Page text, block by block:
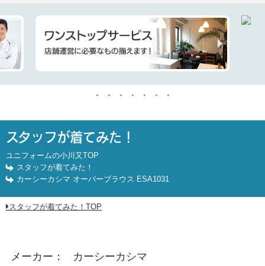
スタッフが着てみた！
ユニフォームの小川又TOP
スタッフが着てみた！
カーシーカシマ オーバーブラウス ESA1031
スタッフが着てみた！TOP
メーカー
カーシーカシマ